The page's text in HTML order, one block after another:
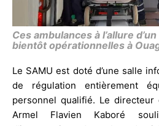
Ces ambulances à l’allure
bientôt opérationnelles à
Le SAMU est doté d’une salle
de régulation entièrement
personnel qualifié. Le
Armel Flavien Kaboré